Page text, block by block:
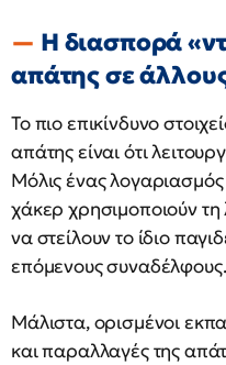
Η διασπορά
απάτης σε
Το πιο επικίνδυνο
απάτης είναι ότι
Μόλις ένας
χάκερ χρησιμοποιούν
να στείλουν το ίδιο
επόμενους συναδέλφους.
Μάλιστα, ορισμένοι
και παραλλαγές της